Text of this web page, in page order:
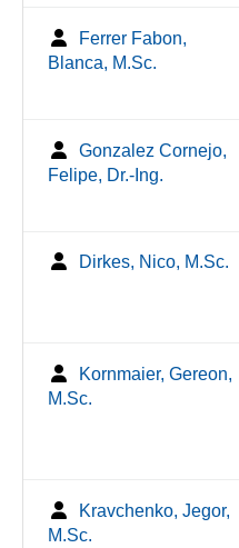
Ferrer Fabon,
Blanca, M.Sc.
Gonzalez Cornejo,
Felipe, Dr.-Ing.
Dirkes, Nico, M.Sc.
Kornmaier, Gereon,
M.Sc.
Kravchenko, Jegor,
M.Sc.